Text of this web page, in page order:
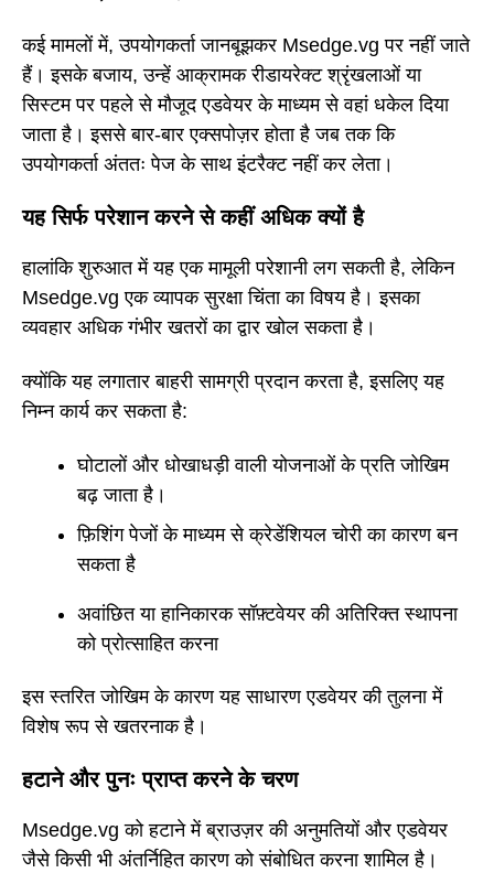
कई मामलों में, उपयोगकर्ता जानबूझकर Msedge.vg पर नहीं जाते
हैं। इसके बजाय, उन्हें आक्रामक रीडायरेक्ट श्रृंखलाओं या
सिस्टम पर पहले से मौजूद एडवेयर के माध्यम से वहां धकेल दिया
जाता है। इससे बार-बार एक्सपोज़र होता है जब तक कि
उपयोगकर्ता अंततः पेज के साथ इंटरैक्ट नहीं कर लेता।
यह सिर्फ परेशान करने से कहीं अधिक क्यों है
हालांकि शुरुआत में यह एक मामूली परेशानी लग सकती है, लेकिन
Msedge.vg एक व्यापक सुरक्षा चिंता का विषय है। इसका
व्यवहार अधिक गंभीर खतरों का द्वार खोल सकता है।
क्योंकि यह लगातार बाहरी सामग्री प्रदान करता है, इसलिए यह
निम्न कार्य कर सकता है:
घोटालों और धोखाधड़ी वाली योजनाओं के प्रति जोखिम
बढ़ जाता है।
फ़िशिंग पेजों के माध्यम से क्रेडेंशियल चोरी का कारण बन
सकता है
अवांछित या हानिकारक सॉफ़्टवेयर की अतिरिक्त स्थापना
को प्रोत्साहित करना
इस स्तरित जोखिम के कारण यह साधारण एडवेयर की तुलना में
विशेष रूप से खतरनाक है।
हटाने और पुनः प्राप्त करने के चरण
Msedge.vg को हटाने में ब्राउज़र की अनुमतियों और एडवेयर
जैसे किसी भी अंतर्निहित कारण को संबोधित करना शामिल है।